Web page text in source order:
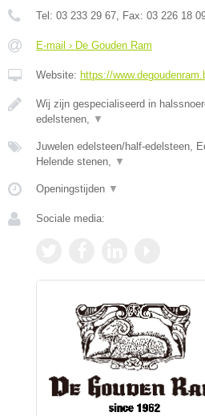
Tel: 03 233 29 67, Fax: 03 226 18
E-mail › De Gouden Ram
Website: https://
Wij zijn gespecialiseerd in
edelstenen, ▼
Juwelen edelsteen/half-edelsteen,
Helende stenen, ▼
Openingstijden ▼
Sociale media: